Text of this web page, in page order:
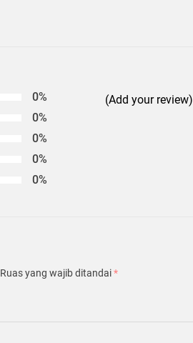
0%
0%
0%
0%
0%
(Add your review)
Ruas yang wajib ditandai*